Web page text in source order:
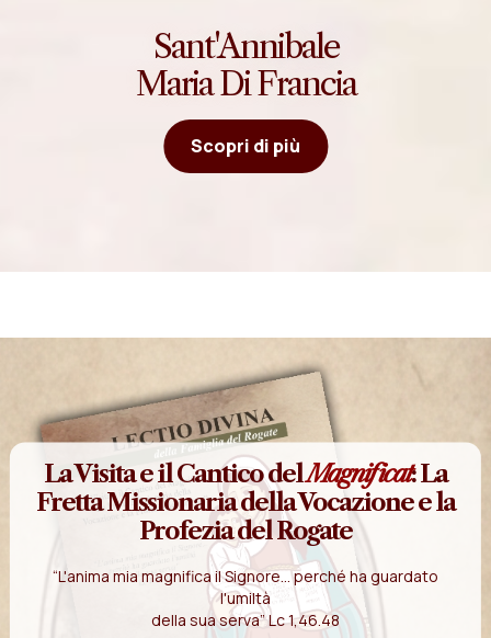
Sant'Annibale
Maria Di Francia
Scopri di più
La Visita e il Cantico delMagnificat: La
Fretta Missionaria della Vocazione e la
Profezia del Rogate
“L'anima mia magnifica il Signore... perché ha guardato
l'umiltà
della sua serva” Lc 1,46.48